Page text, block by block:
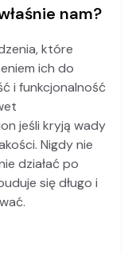
nam?
które
ich do
i funkcjonalność
jeśli kryją wady
Nigdy nie
działać po
się długo i